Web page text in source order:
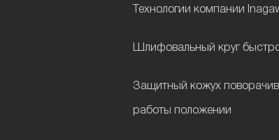
Технологии компании
Шлифовальный круг
Защитный кожух
работы положении